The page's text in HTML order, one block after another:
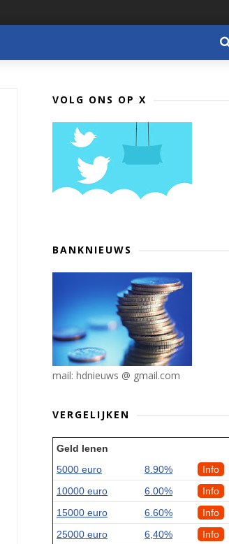
VOLG ONS OP X
BANKNIEUWS
mail: hdnieuws @ gmail.com
VERGELIJKEN
Geld lenen
5000 euro
8.90%
Info
10000 euro
6.00%
Info
15000 euro
6.60%
Info
25000 euro
6,40%
Info